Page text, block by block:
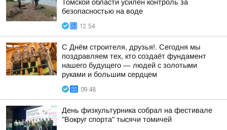
Томской области усилен контроль за
безопасностью на воде
12:54
С Днём строителя, друзья!. Сегодня мы
поздравляем тех, кто создаёт фундамент
нашего будущего — людей с золотыми
руками и большим сердцем
09:48
День физкультурника собрал на фестивале
"Вокруг спорта" тысячи томичей